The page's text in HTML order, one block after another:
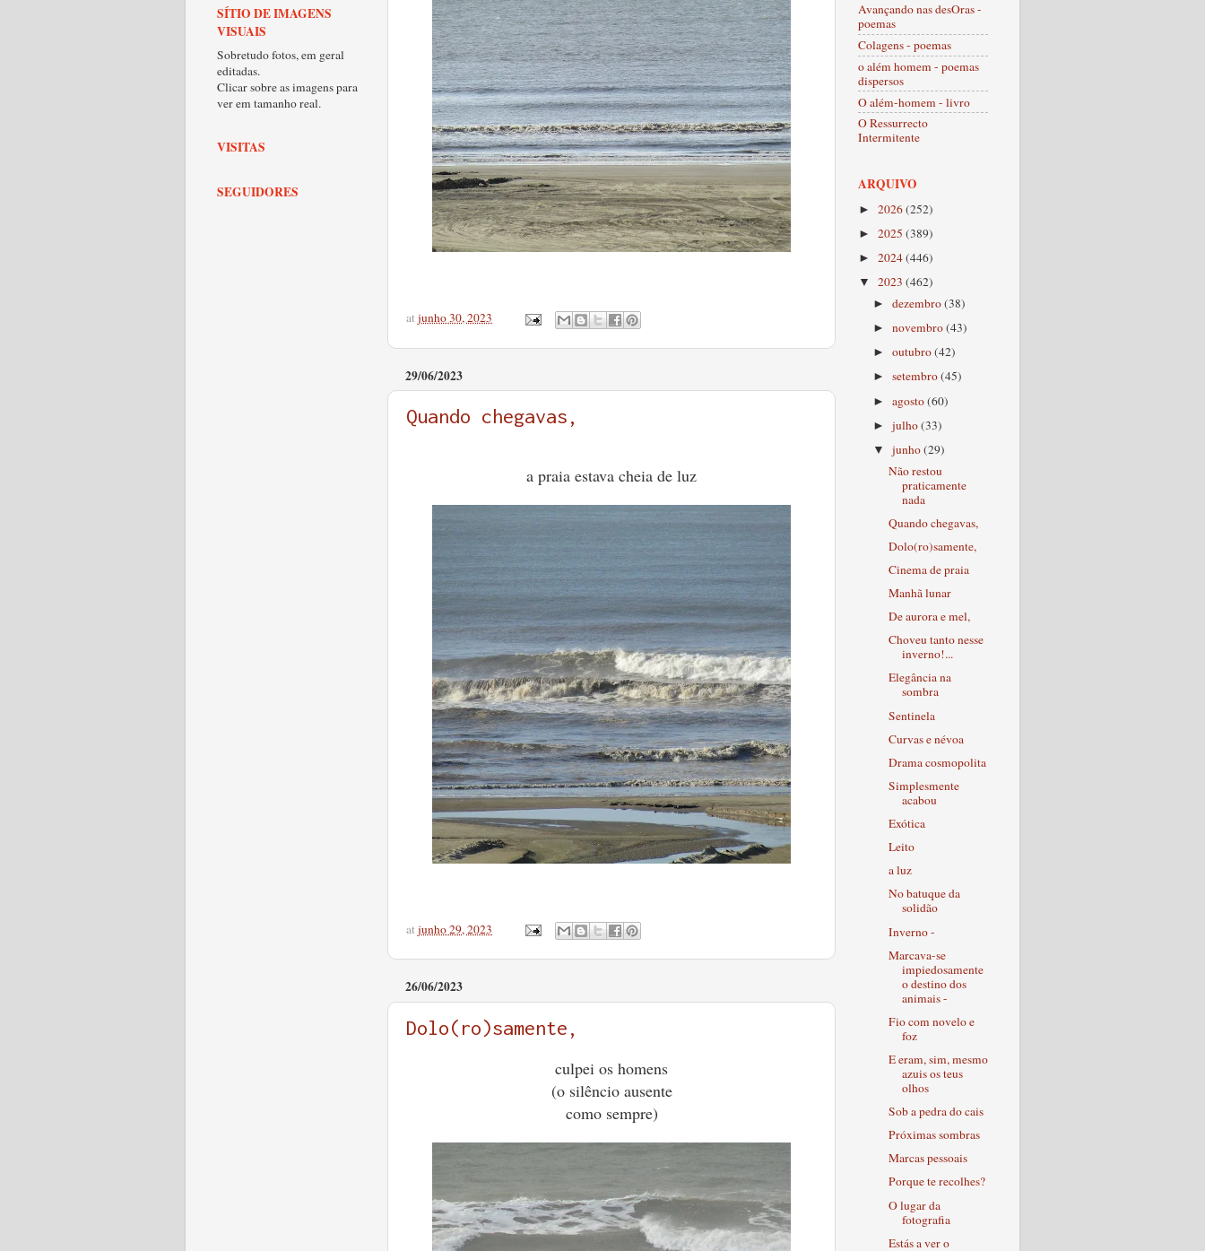
atjunho 30, 2023
29/06/2023
Quando chegavas,
a praia estava cheia de luz
atjunho 29, 2023
26/06/2023
Dolo(ro)samente,
culpei os homens
(o silêncio ausente
como sempre)
SÍTIO DE IMAGENS
VISUAIS
Sobretudo fotos, em geral
editadas.
Clicar sobre as imagens para
ver em tamanho real.
VISITAS
SEGUIDORES
Avançando nas desOras -
poemas
Colagens - poemas
o além homem - poemas
dispersos
O além-homem - livro
O Ressurrecto
Intermitente
ARQUIVO
► 2026(252)
► 2025 (389)
► 2024(446)
▼ 2023 (462)
►dezembro(38)
►novembro(43)
►outubro(42)
►setembro(45)
►agosto(60)
►julho(33)
▼junho(29)
Não restou
praticamente
nada
Quando chegavas,
Dolo(ro)samente,
Cinema de praia
Manhã lunar
De aurora e mel,
Choveu tanto nesse
inverno!...
Elegância na
sombra
Sentinela
Curvas e névoa
Drama cosmopolita
Simplesmente
acabou
Exótica
Leito
a luz
No batuque da
solidão
Inverno -
Marcava-se
impiedosamente
o destino dos
animais -
Fio com novelo e
foz
E eram, sim, mesmo
azuis os teus
olhos
Sob a pedra do cais
Próximas sombras
Marcas pessoais
Porque te recolhes?
O lugar da
fotografia
Estás a ver o